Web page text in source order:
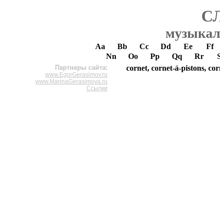
Aa Bb Cc Dd Ee
Ff
Nn
Oo Pp Qq Rr
Партнеры сайта:
www.EgorGerasimov.ru
www.MarinaGerasimova.ru
Ссылки
cornet, cornet-á-pistons,